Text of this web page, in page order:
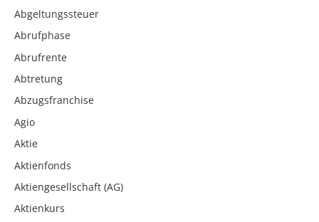
Abgeltungssteuer
Abrufphase
Abrufrente
Abtretung
Abzugsfranchise
Agio
Aktie
Aktienfonds
Aktiengesellschaft (AG)
Aktienkurs